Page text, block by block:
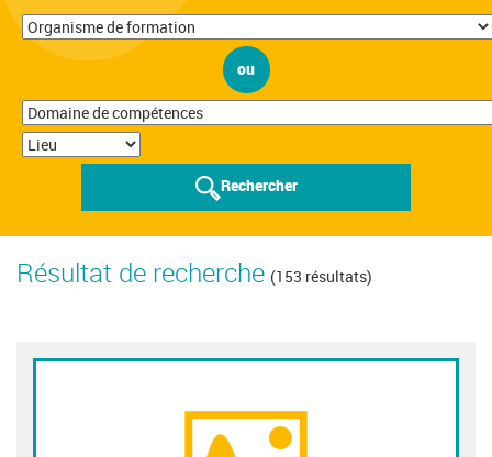
ou
Rechercher
Résultat de recherche (153 résultats)